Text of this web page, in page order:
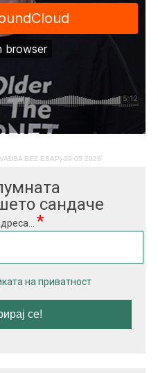
BEZ ESAP)-29 05 2026
сандаче
*
на приватност